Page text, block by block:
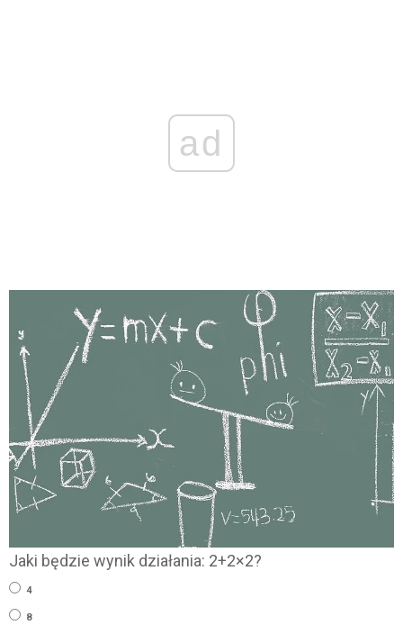
ad
Jaki będzie wynik działania: 2+2×2?
4
8